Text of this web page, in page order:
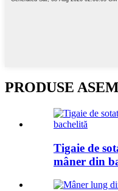
PRODUSE
Tigaie de
mâner din